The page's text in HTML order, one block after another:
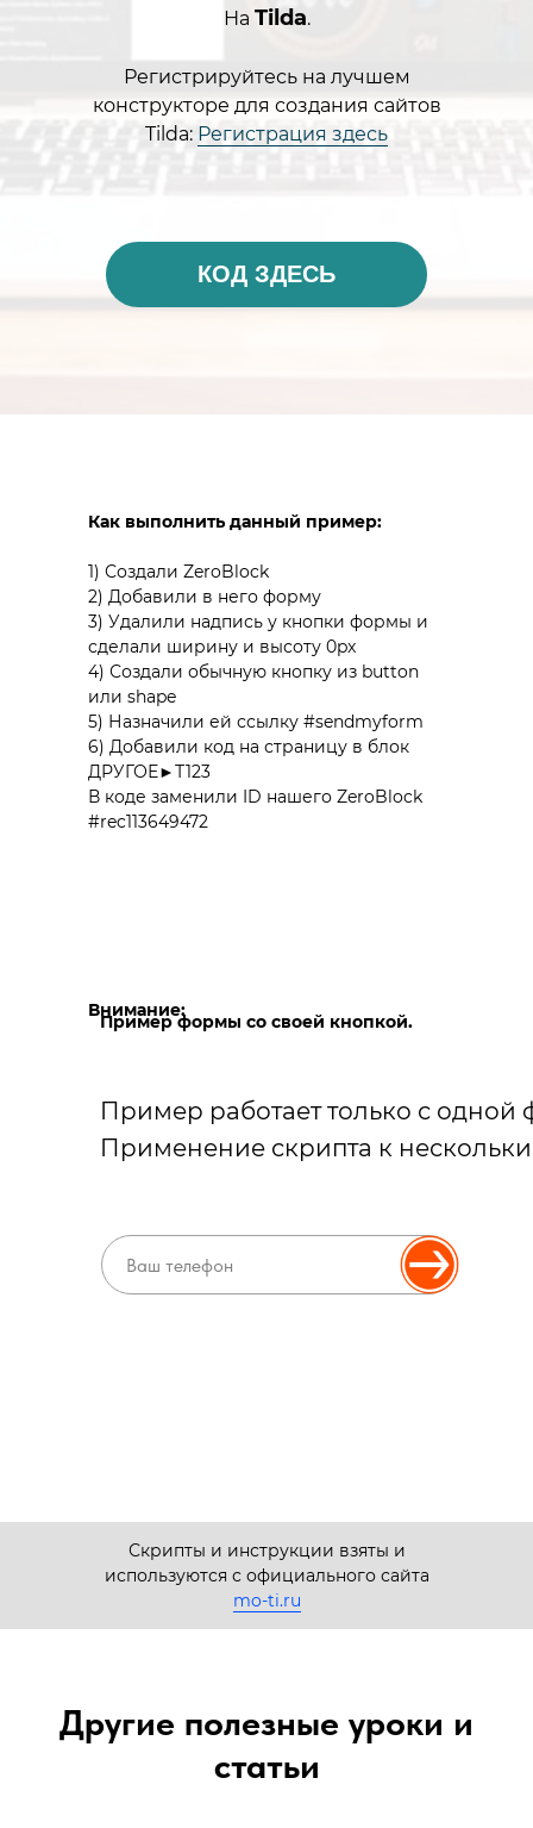
На Tilda.
Регистрируйтесь на лучшем
конструкторе для создания сайтов
Tilda: Регистрация здесь
КОД ЗДЕСЬ
Как выполнить данный пример:
1) Создали ZeroBlock
2) Добавили в него форму
3) Удалили надпись у кнопки формы и
сделали ширину и высоту 0px
4) Создали обычную кнопку из button
или shape
5) Назначили ей ссылку #sendmyform
6) Добавили код на страницу в блок
ДРУГОЕ►Т123
В коде заменили ID нашего ZeroBlock
#rec113649472
Внимание:
Пример работает только с
Применение скрипта к
Пример формы со своей кнопкой.
Скрипты и инструкции взяты и
используются с официального сайта
mo-ti.ru
Другие полезные уроки и
статьи